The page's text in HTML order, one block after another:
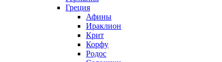
Греция
Афины
Ираклион
Крит
Корфу
Родос